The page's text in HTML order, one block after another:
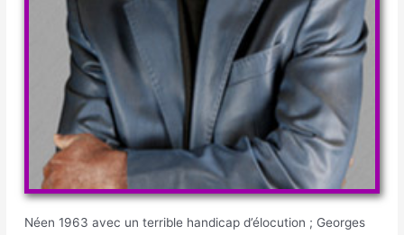
Néen 1963 avec un terrible handicap d’élocution ; Georges